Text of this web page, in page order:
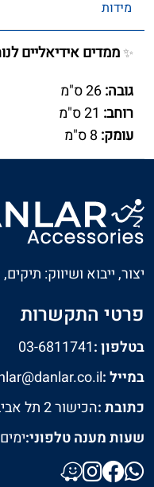
מידות
✨ממדים אידיאליים
גובה:
רוחב:
עומק:
יצור, ייבוא ושיווק:
פרטי התקשרות
בטלפון :03-6811741
במייל :
כתובת :הכישור 2 תל אביב (פינת שלבים 16)
שעות מענה טלפוני:ימים